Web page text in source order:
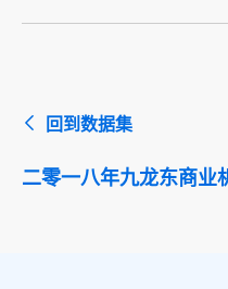
回到数据集
二零一八年九龙东商业